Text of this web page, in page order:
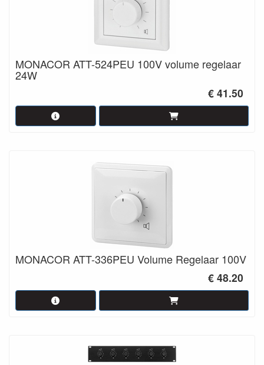
MONACOR ATT-524PEU 100V volume regelaar
24W
€ 41.50
MONACOR ATT-336PEU Volume Regelaar 100V
€ 48.20